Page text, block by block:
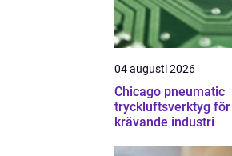
04 augusti 2026
Chicago pneumatic
tryckluftsverktyg för
krävande industri